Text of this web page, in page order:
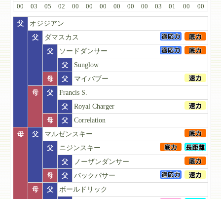
00 03 05 02 00 00 00 00 00 00 03 01 00 00
父
オジジアン
父
ダマスカス
父
ソードダンサー
父
Sunglow
母
父
マイバブー
母
父
Francis S.
父
Royal Charger
母
父
Correlation
母
父
マルゼンスキー
父
ニジンスキー
父
ノーザンダンサー
母
父
バックパサー
母
父
ボールドリック